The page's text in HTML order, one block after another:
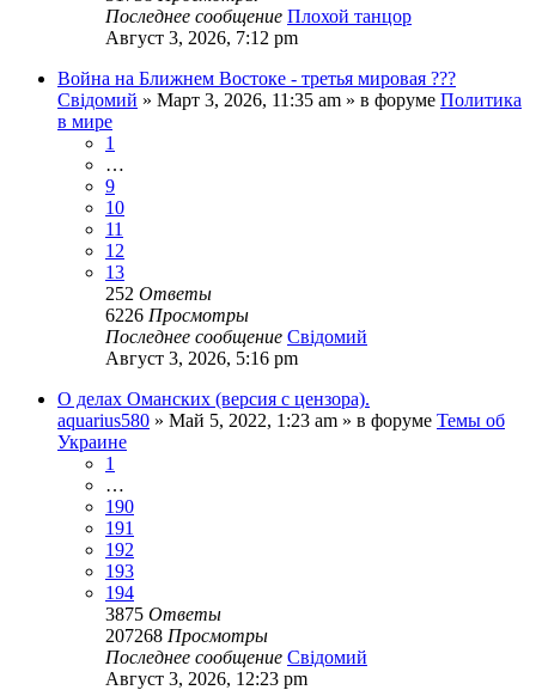
Последнее сообщение Плохой танцор
Август 3, 2026, 7:12 pm
Война на Ближнем Востоке - третья мировая ???
Свідомий » Март 3, 2026, 11:35 am » в форуме Политика
в мире
1
…
9
10
11
12
13
252 Ответы
6226 Просмотры
Последнее сообщение Свідомий
Август 3, 2026, 5:16 pm
О делах Оманских (версия с цензора).
aquarius580 » Май 5, 2022, 1:23 am » в форуме Темы об
Украине
1
…
190
191
192
193
194
3875 Ответы
207268 Просмотры
Последнее сообщение Свідомий
Август 3, 2026, 12:23 pm